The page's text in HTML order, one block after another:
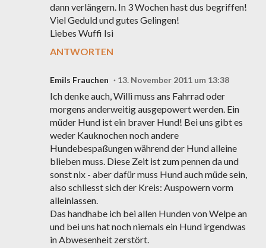
dann verlängern. In 3 Wochen hast dus begriffen!
Viel Geduld und gutes Gelingen!
Liebes Wuffi Isi
ANTWORTEN
Emils Frauchen 13. November 2011 um 13:38
Ich denke auch, Willi muss ans Fahrrad oder
morgens anderweitig ausgepowert werden. Ein
müder Hund ist ein braver Hund! Bei uns gibt es
weder Kauknochen noch andere
Hundebespaßungen während der Hund alleine
blieben muss. Diese Zeit ist zum pennen da und
sonst nix - aber dafür muss Hund auch müde sein,
also schliesst sich der Kreis: Auspowern vorm
alleinlassen.
Das handhabe ich bei allen Hunden von Welpe an
und bei uns hat noch niemals ein Hund irgendwas
in Abwesenheit zerstört.